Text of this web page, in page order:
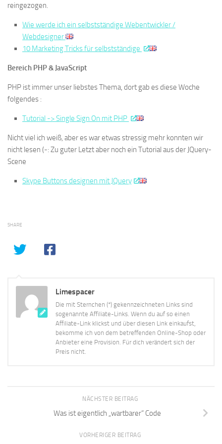
reingezogen.
Wie werde ich ein selbstständige Webentwickler /
Webdesigner
10 Marketing Tricks für selbstständige
Bereich PHP & JavaScript
PHP ist immer unser liebstes Thema, dort gab es diese Woche
folgendes :
Tutorial -> Single Sign On mit PHP
Nicht viel ich weiß, aber es war etwas stressig mehr konnten wir
nicht lesen (-: Zu guter Letzt aber noch ein Tutorial aus der JQuery-
Scene
Skype Buttons designen mit JQuery
SHARE
Limespacer
Die mit Sternchen (*) gekennzeichneten Links sind
sogenannte Affiliate-Links. Wenn du auf so einen
Affiliate-Link klickst und über diesen Link einkaufst,
bekomme ich von dem betreffenden Online-Shop oder
Anbieter eine Provision. Für dich verändert sich der
Preis nicht.
NÄCHSTER BEITRAG
Was ist eigentlich „wartbarer“ Code
VORHERIGER BEITRAG